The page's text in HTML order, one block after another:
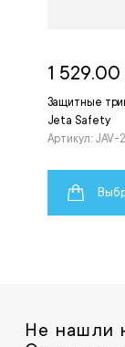
Защитные
Jeta Safety
Артикул: JAV-
1 529.00
Не нашли